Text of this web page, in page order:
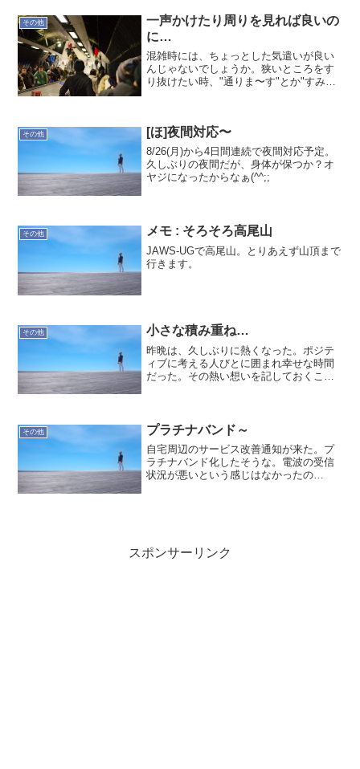
その他
一声かけたり周りを見れば良いの
に…
混雑時には、ちょっとした気遣いが良い
んじゃないでしょうか。狭いところをす
り抜けたい時、"通りま〜す"とか"すみま
いのでイラっとしま...
その他 [ほ]夜間対応〜
8/26(月)から4日間連続で夜間対応予定。
久しぶりの夜間だが、身体が保つか？オ
ヤジになったからなぁ(^^;;
その他 メモ : そろそろ高尾山
JAWS-UGで高尾山。とりあえず山頂まで
行きます。
その他 小さな積み重ね…
昨晩は、久しぶりに熱くなった。ポジテ
ィブに考える人びとに囲まれ幸せな時間
だった。その熱い想いを記しておくこと
は、まず近くのパートナ...
その他 プラチナバンド～
自宅周辺のサービス改善通知が来た。プ
ラチナバンド化したそうな。電波の受信
状況が悪いという感じはなかったの
スポンサーリンク